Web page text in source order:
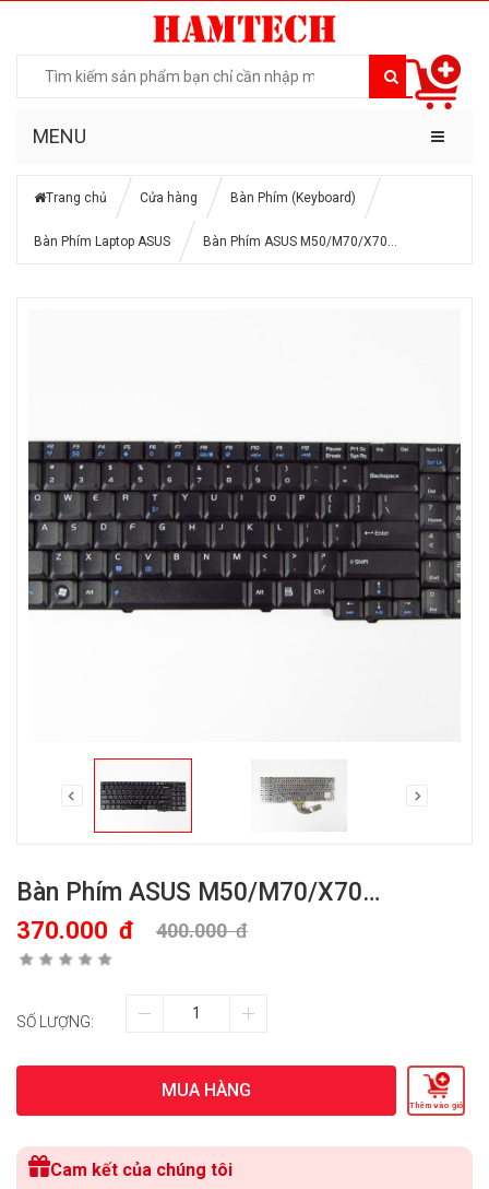
MENU
Trang chủ Cửa hàng Bàn Phím (Keyboard)
Bàn Phím Laptop ASUS Bàn Phím ASUS M50/M70/X70…
Bàn Phím ASUS M50/M70/X70…
370.000 đ 400.000đ
SỐ LƯỢNG:
MUA HÀNG
Thêm vào giỏ
Cam kết của chúng tôi